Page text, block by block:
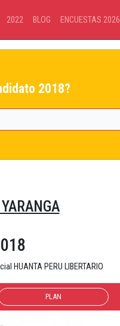
2022 BLOG ENCUESTAS 2026
2018?
HUANTA PERU LIBERTARIO
PLAN